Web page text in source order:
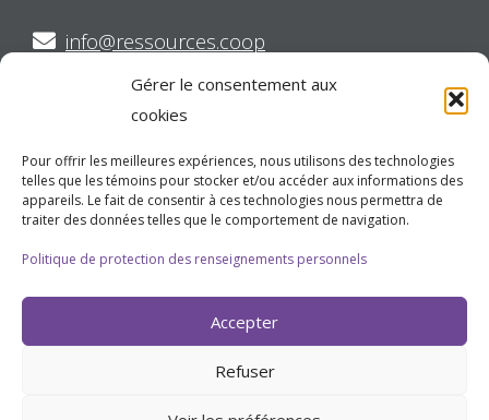
Gérer le consentement aux
cookies
Pour offrir les meilleures expériences, nous utilisons des technologies
telles que les témoins pour stocker et/ou accéder aux informations des
appareils. Le fait de consentir à ces technologies nous permettra de
traiter des données telles que le comportement de navigation.
Politique de protection des renseignements personnels
Accepter
Refuser
info@ressources.coop
Suivez-nous sur Twitter
Suivez-nous sur Facebook
Suivez-nous sur LinkedIn
Nos heures d'ouverture
Lundi au vendredi